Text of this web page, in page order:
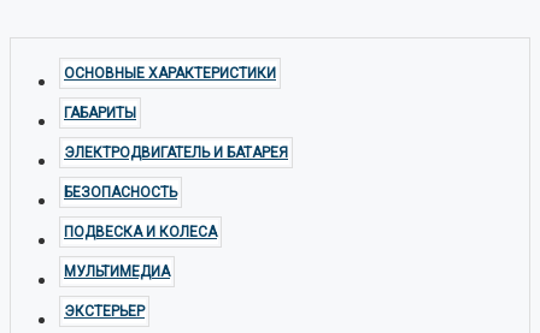
ОСНОВНЫЕ ХАРАКТЕРИСТИКИ
ГАБАРИТЫ
ЭЛЕКТРОДВИГАТЕЛЬ И БАТАРЕЯ
БЕЗОПАСНОСТЬ
ПОДВЕСКА И КОЛЕСА
МУЛЬТИМЕДИА
ЭКСТЕРЬЕР